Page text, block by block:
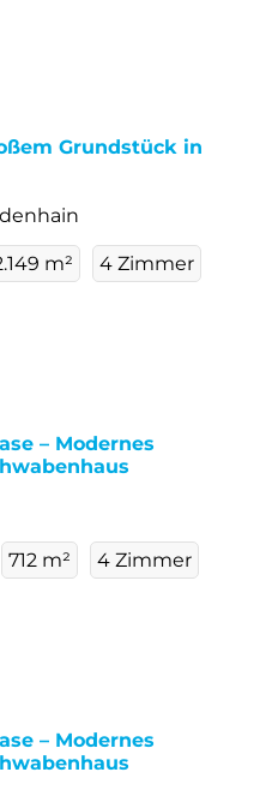
Grundstück in
m² 4 Zimmer
– Modernes
712 m² 4 Zimmer
– Modernes